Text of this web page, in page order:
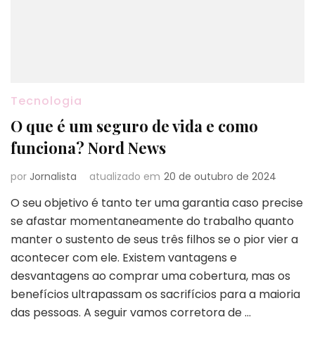
Tecnologia
O que é um seguro de vida e como
funciona? Nord News
por Jornalista atualizado em 20 de outubro de 2024
O seu objetivo é tanto ter uma garantia caso precise
se afastar momentaneamente do trabalho quanto
manter o sustento de seus três filhos se o pior vier a
acontecer com ele. Existem vantagens e
desvantagens ao comprar uma cobertura, mas os
benefícios ultrapassam os sacrifícios para a maioria
das pessoas. A seguir vamos corretora de …